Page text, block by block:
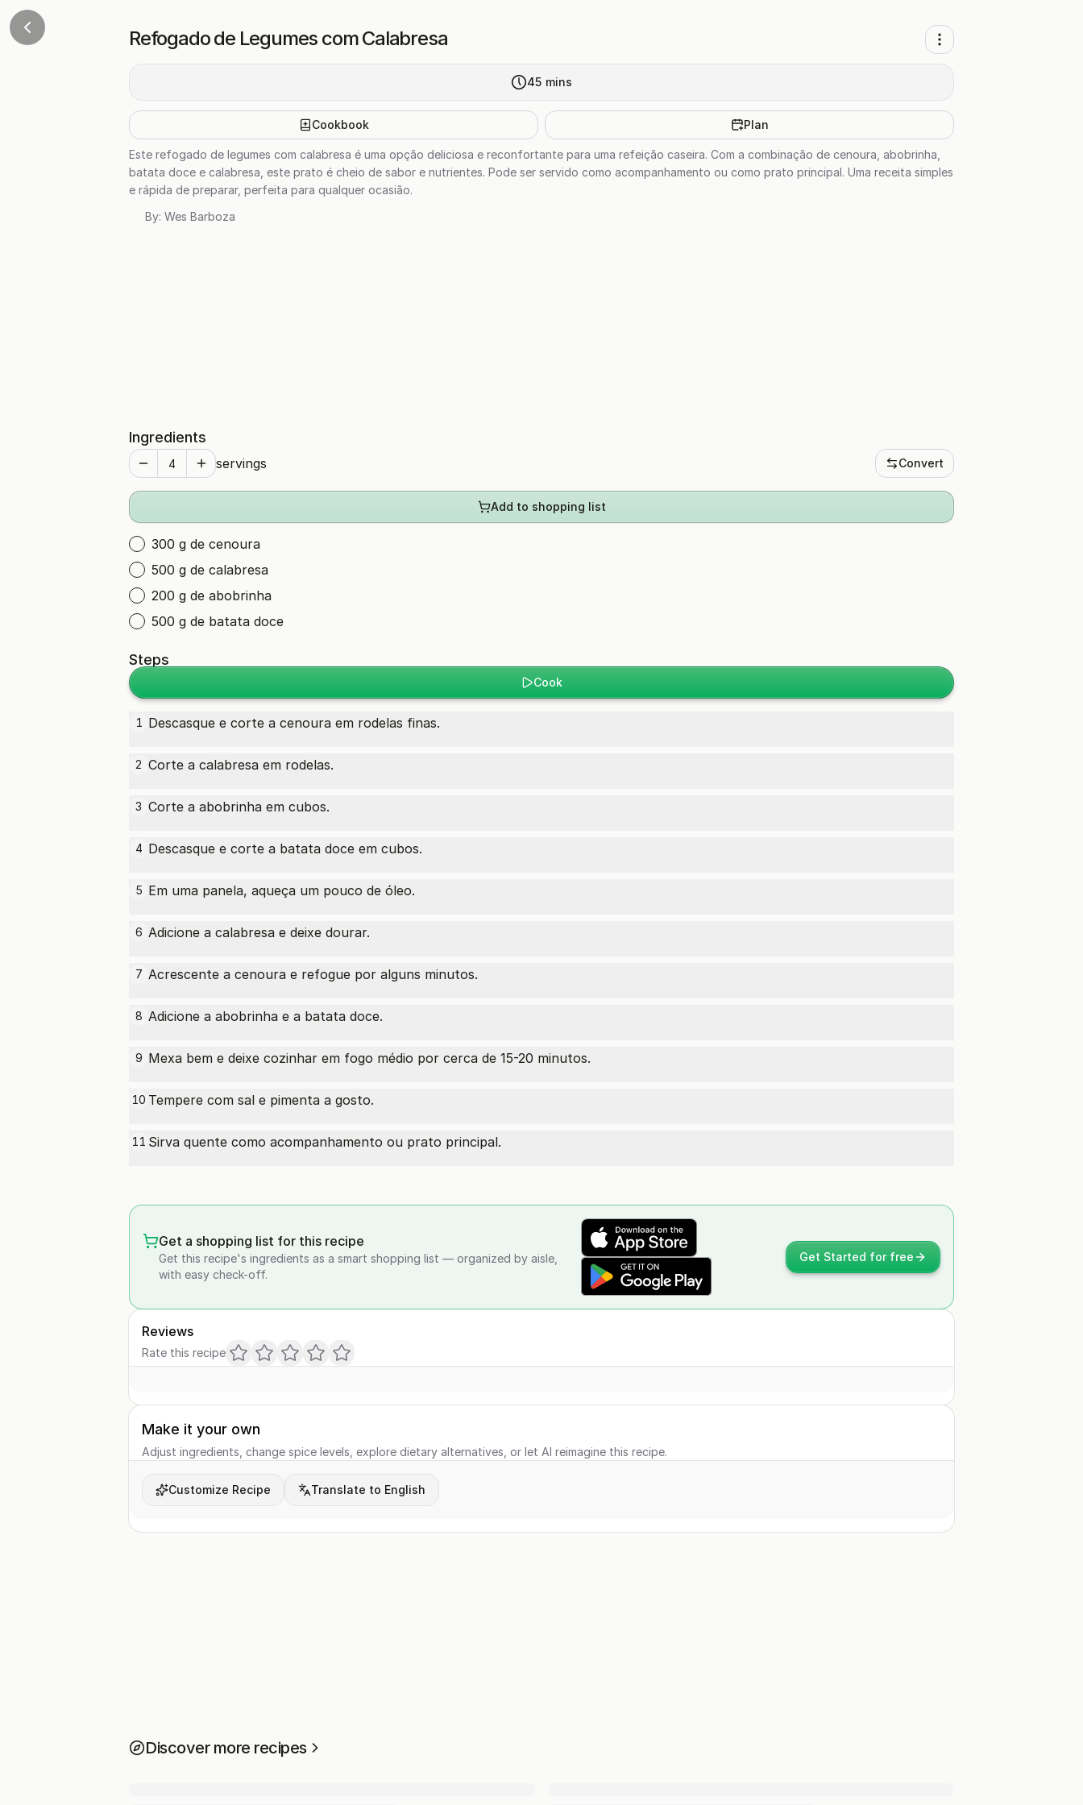
Refogado de Legumes com Calabresa
45 mins
Cookbook Plan
Este refogado de legumes com calabresa é uma opção deliciosa e reconfortante para uma refeição caseira. Com a combinação de cenoura, abobrinha,
batata doce e calabresa, este prato é cheio de sabor e nutrientes. Pode ser servido como acompanhamento ou como prato principal. Uma receita simples
e rápida de preparar, perfeita para qualquer ocasião.
By: Wes Barboza
Ingredients
servings Convert
Add to shopping list
300 g de cenoura
500 g de calabresa
200 g de abobrinha
500 g de batata doce
Steps
Cook
1 Descasque e corte a cenoura em rodelas finas.
2 Corte a calabresa em rodelas.
3 Corte a abobrinha em cubos.
4 Descasque e corte a batata doce em cubos.
5 Em uma panela, aqueça um pouco de óleo.
6 Adicione a calabresa e deixe dourar.
7 Acrescente a cenoura e refogue por alguns minutos.
8 Adicione a abobrinha e a batata doce.
9 Mexa bem e deixe cozinhar em fogo médio por cerca de 15-20 minutos.
10 Tempere com sal e pimenta a gosto.
11 Sirva quente como acompanhamento ou prato principal.
Get a shopping list for this recipe
Get this recipe's ingredients as a smart shopping list — organized by aisle,
with easy check-off.
Get Started for free
Reviews
Rate this recipe
Make it your own
Adjust ingredients, change spice levels, explore dietary alternatives, or let AI reimagine this recipe.
Customize Recipe Translate to English
Discover more recipes